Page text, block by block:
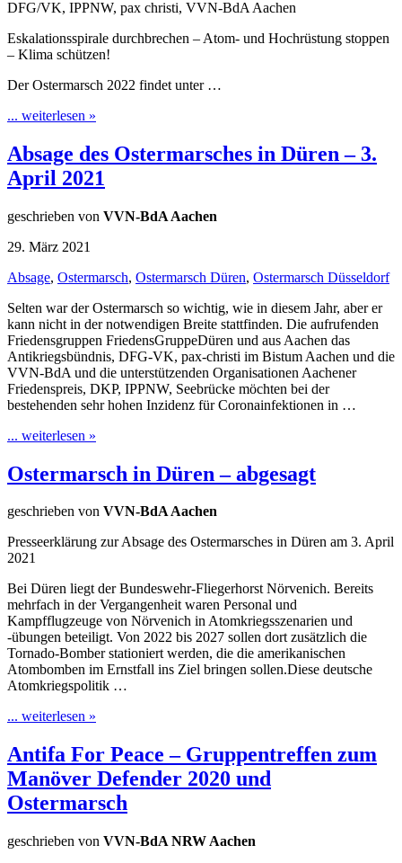
DFG/VK, IPPNW, pax christi, VVN-BdA Aachen
Eskalationsspirale durchbrechen – Atom- und Hochrüstung stoppen
– Klima schützen!
Der Ostermarsch 2022 findet unter …
... weiterlesen »
Absage des Ostermarsches in Düren – 3.
April 2021
geschrieben von VVN-BdA Aachen
29. März 2021
Absage, Ostermarsch, Ostermarsch Düren, Ostermarsch Düsseldorf
Selten war der Ostermarsch so wichtig, wie in diesem Jahr, aber er
kann nicht in der notwendigen Breite stattfinden. Die aufrufenden
Friedensgruppen FriedensGruppeDüren und aus Aachen das
Antikriegsbündnis, DFG-VK, pax-christi im Bistum Aachen und die
VVN-BdA und die unterstützenden Organisationen Aachener
Friedenspreis, DKP, IPPNW, Seebrücke möchten bei der
bestehenden sehr hohen Inzidenz für Coronainfektionen in …
... weiterlesen »
Ostermarsch in Düren – abgesagt
geschrieben von VVN-BdA Aachen
Presseerklärung zur Absage des Ostermarsches in Düren am 3. April
2021
Bei Düren liegt der Bundeswehr-Fliegerhorst Nörvenich. Bereits
mehrfach in der Vergangenheit waren Personal und
Kampfflugzeuge von Nörvenich in Atomkriegsszenarien und
-übungen beteiligt. Von 2022 bis 2027 sollen dort zusätzlich die
Tornado-Bomber stationiert werden, die die amerikanischen
Atombomben im Ernstfall ins Ziel bringen sollen.Diese deutsche
Atomkriegspolitik …
... weiterlesen »
Antifa For Peace – Gruppentreffen zum
Manöver Defender 2020 und
Ostermarsch
geschrieben von VVN-BdA NRW Aachen